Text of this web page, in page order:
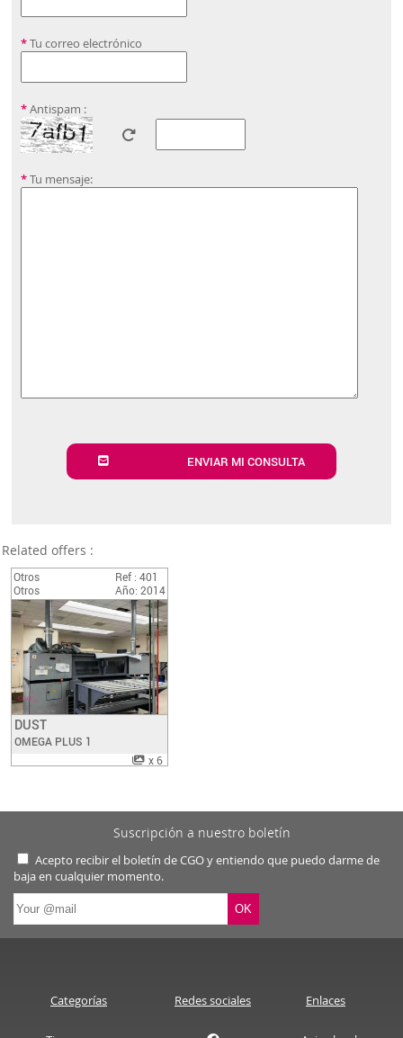
*Tu correo electrónico
*Antispam :
*Tu mensaje:
ENVIAR MI CONSULTA
Related offers :
Otros
Otros
Ref : 401
Año: 2014
Have a look
DUST
OMEGA PLUS 1
x 6
Suscripción a nuestro boletín
Acepto recibir el boletín de CGO y entiendo que puedo darme de
baja en cualquier momento.
Categorías Redes sociales Enlaces